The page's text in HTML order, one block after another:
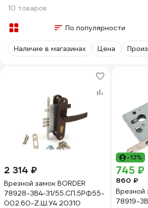
10 товаров
По популярности
Наличие в магазинах Цена
2 314 ₽
Врезной замок BORDER
78928-ЗВ4-31/55.СП.5РФ55-
002.60-Z.Ш.У4 20310
-13%
745 ₽
860 ₽
Врезной
78919-